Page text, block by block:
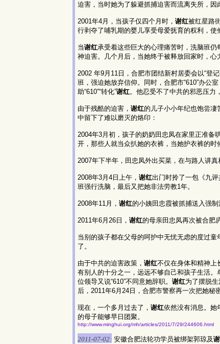
迫害，当时她为了躲避抓捕迫害而流离失所，因
2001年4月，当孩子仅四个月时， 谢红被红星路
行剥夺了哺乳期的婴儿享受母爱抚育的权利，
当谢红承受着这些巨大的心理痛苦时，洗脑班仍
神迫害。几个月后，当她终于被释放回家时，心
2002 年9月11日，合肥市团结新村居委会以“登
班，强迫她放弃信仰。同时，合肥市“610”办公
助“610”“转化”谢红。他忍受不了中共的邪恶压力
由于残酷的迫害， 谢红的儿子小小年纪也饱尝凄
中留下了难以磨灭的烙印：
2004年3月初，孩子的奶奶田忠凤在家里正准备
开，那些人就当众扒她的衣裤，当她护衣裤的时
2007年下半年，田忠凤外出买菜，在与路人讲真
2008年3月4日上午， 谢红出门时拎了一包《九
班强行洗脑，最后又把她非法劳教1年。
2008年11月， 谢红的小姨田忠霞被抓捕送入强制
2011年6月26日， 谢红的母亲田忠凤再次被合肥
当别的孩子都在父母的呵护中无忧无虑的度过童
了。
由于中共的迫害政策， 谢红不仅在身体和精神上
有别人的十分之一，远远不够自己和孩子生活。
位领导又说“610”不同意她辞职。 谢红为了摆脱
后，2011年6月24日，合肥市警察再一次把她秘
现在，一个多月过去了， 谢红依然没有消息。她
的母子能够早日团聚。
http://www.minghui.org/mh/articles/2011/7/29/244606.html
2011-07-02: 安徽合肥法轮功学员被绑架郭琼及